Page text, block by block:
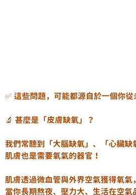
✅ 這些問題，可能都源自於一個你從
🔬 甚麼是「皮膚缺氧」？
我們常聽到「大腦缺氧」、「心臟
肌膚也是需要氧氣的器官！
肌膚透過微血管與外界空氣獲得氧氣，
當你長期熬夜、壓力大、生活在空氣